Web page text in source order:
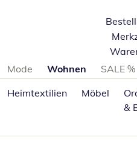
Produktkategorien
Mode Wohnen SALE %
Heimtextilien
Möbel
&